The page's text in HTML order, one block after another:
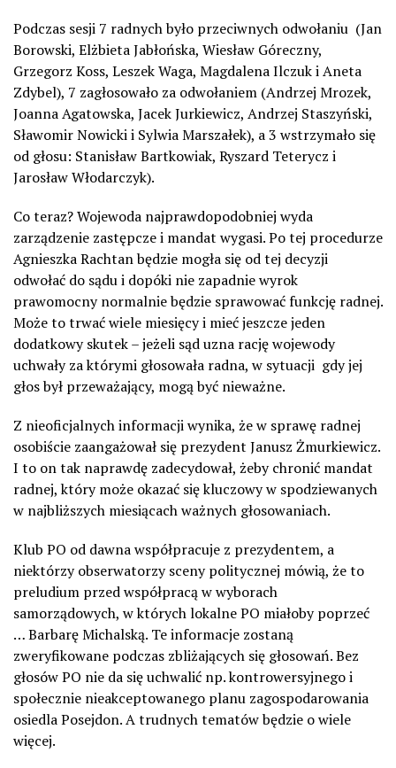
Podczas sesji 7 radnych było przeciwnych odwołaniu (Jan
Borowski, Elżbieta Jabłońska, Wiesław Góreczny,
Grzegorz Koss, Leszek Waga, Magdalena Ilczuk i Aneta
Zdybel), 7 zagłosowało za odwołaniem (Andrzej Mrozek,
Joanna Agatowska, Jacek Jurkiewicz, Andrzej Staszyński,
Sławomir Nowicki i Sylwia Marszałek), a 3 wstrzymało się
od głosu: Stanisław Bartkowiak, Ryszard Teterycz i
Jarosław Włodarczyk).
Co teraz? Wojewoda najprawdopodobniej wyda
zarządzenie zastępcze i mandat wygasi. Po tej procedurze
Agnieszka Rachtan będzie mogła się od tej decyzji
odwołać do sądu i dopóki nie zapadnie wyrok
prawomocny normalnie będzie sprawować funkcję radnej.
Może to trwać wiele miesięcy i mieć jeszcze jeden
dodatkowy skutek – jeżeli sąd uzna rację wojewody
uchwały za którymi głosowała radna, w sytuacji gdy jej
głos był przeważający, mogą być nieważne.
Z nieoficjalnych informacji wynika, że w sprawę radnej
osobiście zaangażował się prezydent Janusz Żmurkiewicz.
I to on tak naprawdę zadecydował, żeby chronić mandat
radnej, który może okazać się kluczowy w spodziewanych
w najbliższych miesiącach ważnych głosowaniach.
Klub PO od dawna współpracuje z prezydentem, a
niektórzy obserwatorzy sceny politycznej mówią, że to
preludium przed współpracą w wyborach
samorządowych, w których lokalne PO miałoby poprzeć
… Barbarę Michalską. Te informacje zostaną
zweryfikowane podczas zbliżających się głosowań. Bez
głosów PO nie da się uchwalić np. kontrowersyjnego i
społecznie nieakceptowanego planu zagospodarowania
osiedla Posejdon. A trudnych tematów będzie o wiele
więcej.